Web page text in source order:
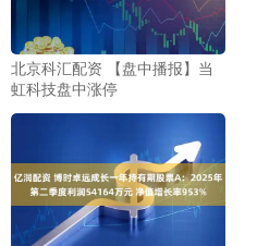
北京科汇配资 【盘中播报】当
虹科技盘中涨停